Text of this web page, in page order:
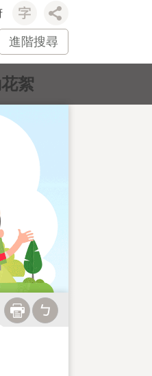
進階搜尋
絮